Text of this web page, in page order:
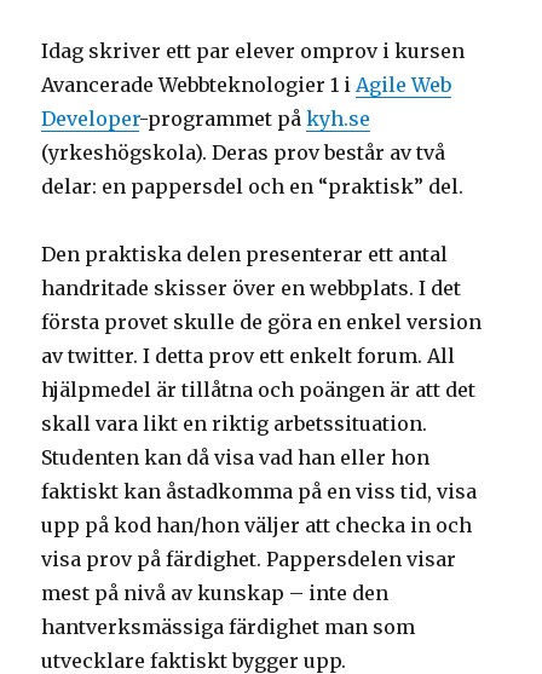
Idag skriver ett par elever omprov i kursen
Avancerade Webbteknologier 1 iAgile Web
Developer-programmet påkyh.se
(yrkeshögskola). Deras prov består av två
delar: en pappersdel och en “praktisk” del.
Den praktiska delen presenterar ett antal
handritade skisser över en webbplats. I det
första provet skulle de göra en enkel version
av twitter. I detta prov ett enkelt forum. All
hjälpmedel är tillåtna och poängen är att det
skall vara likt en riktig arbetssituation.
Studenten kan då visa vad han eller hon
faktiskt kan åstadkomma på en viss tid, visa
upp på kod han/hon väljer att checka in och
visa prov på färdighet. Pappersdelen visar
mest på nivå av kunskap – inte den
hantverksmässiga färdighet man som
utvecklare faktiskt bygger upp.